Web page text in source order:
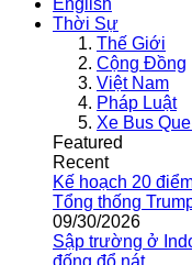
English
Thời Sự
Thế Giới
Cộng Đồng
Việt Nam
Pháp Luật
Xe Bus
Featured
Recent
Kế hoạch 20
Tổng thống
09/30/2026
Sập trường ở
đống đổ nát